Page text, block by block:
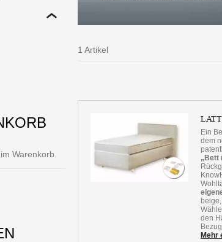
1 Artikel
Ein
dem
„Bett
den
Mehr
Warenkorb.